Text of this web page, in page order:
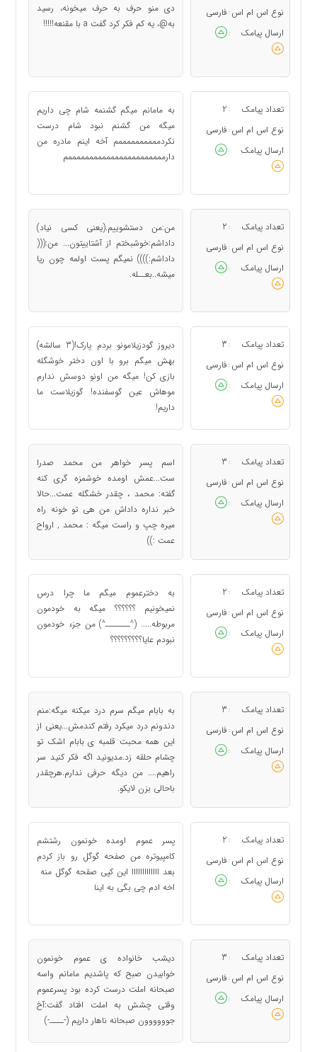
نوع اس ام اس : فارسی
ارسال پیامک
:
دی منو حرف به حرف میخونه، رسید
به@، یه کم فکر کرد گفت a با مقنعه!!!!!
تعداد پیامک :
2
نوع اس ام اس : فارسی
ارسال پیامک
:
به مامانم میگم گشنمه شام چی داریم
میگه من گشنم نبود شام درست
نکردممممممممممم آخه اینم مادره من
دارمممممممممممممممممممممممم
تعداد پیامک :
2
نوع اس ام اس : فارسی
ارسال پیامک
:
من:من دستشوییم.(یعنی کسی نیاد)
داداشم:خوشبختم از آشتاییتون... من:(((
داداشم:)))) نمیگم پست اولمه چون ریا
میشه..بعــله.
تعداد پیامک :
3
نوع اس ام اس : فارسی
ارسال پیامک
:
دیروز گودزیلامونو بردم پارک!(3 سالشه)
بهش میگم برو با اون دختر خوشگله
بازی کن! میگه من اونو دوسش ندارم
موهاش عین گوسفنده! گوزیلاست ما
داریم!
تعداد پیامک :
3
نوع اس ام اس : فارسی
ارسال پیامک
:
اسم پسر خواهر من محمد صدرا
ست...عمش اومده خوشمزه گری کنه
گفته: محمد ، چقدر خشگله عمت...حالا
خبر نداره داداش من هی تو خونه راه
میره چپ و راست میگه : محمد , ارواح
عمت :))
تعداد پیامک :
2
نوع اس ام اس : فارسی
ارسال پیامک
:
به دخترعموم میگم ما چرا درس
نمیخونیم ؟؟؟؟؟؟ میگه به خودمون
مربوطه..... (^ـــــــ^) من جزء خودمون
نبودم عایا؟؟؟؟؟؟؟؟؟
تعداد پیامک :
3
نوع اس ام اس : فارسی
ارسال پیامک
:
به بابام میگم سرم درد میکنه میگه:منم
دندونم درد میکرد رفتم کندمش...یعنی از
این همه محبت قلمبه ی بابام اشک تو
چشام حلقه زد.مدیونید اگه فکر کنید سر
راهیم.... من دیگه حرفی ندارم.هرچقدر
باحالی بزن لایکو.
تعداد پیامک :
2
نوع اس ام اس : فارسی
ارسال پیامک
:
پسر عموم اومده خونمون رشتشم
کامپیوتره من صفحه گوگل رو باز کردم
بعد ااااااااااااا این کپی صقحه گوگل منه
اخه ادم چی بگی به اینا
تعداد پیامک :
3
نوع اس ام اس : فارسی
ارسال پیامک
:
دیشب خانواده ی عموم خونمون
خوابیدن صبح که پاشدیم مامانم واسه
صبحانه املت درست کرده بود پسرعموم
وقتی چشش به املت افتاد گفت:آخ
جوووووون صبحانه ناهار داریم (-ــــ-)